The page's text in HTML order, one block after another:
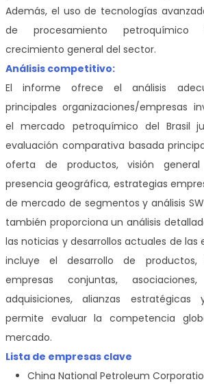
Además, el uso de tecnologías
de procesamiento petroquímico
crecimiento general del sector.
Análisis competitivo:
El informe ofrece el análisis
principales organizaciones/empresas
el mercado petroquímico del Brasil
evaluación comparativa basada
oferta de productos, visión
presencia geográfica, estrategias
de mercado de segmentos y análisis
también proporciona un análisis
las noticias y desarrollos actuales de las
incluye el desarrollo de productos,
empresas conjuntas,
adquisiciones, alianzas
permite evaluar la competencia
mercado.
Lista de empresas clave
China National Petroleum